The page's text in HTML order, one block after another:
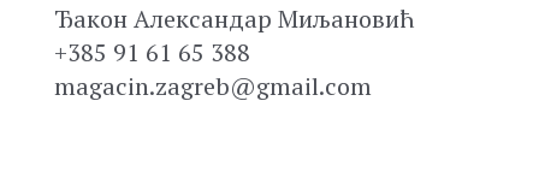
Ђакон Александар Миљановић
+385 91 61 65 388
magacin.zagreb@gmail.com